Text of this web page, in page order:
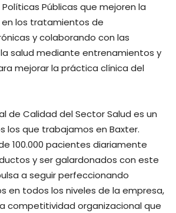
Públicas que mejoren la
los tratamientos de
y colaborando con las
salud mediante entrenamientos y
mejorar la práctica clínica del
de Calidad del Sector Salud es un
los que trabajamos en Baxter.
100.000 pacientes diariamente
y ser galardonados con este
a seguir perfeccionando
en todos los niveles de la empresa,
competitividad organizacional que